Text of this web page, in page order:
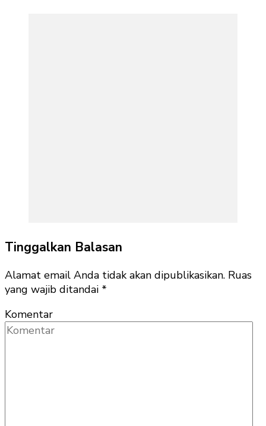
Tinggalkan Balasan
Alamat email Anda tidak akan dipublikasikan. Ruas
yang wajib ditandai *
Komentar